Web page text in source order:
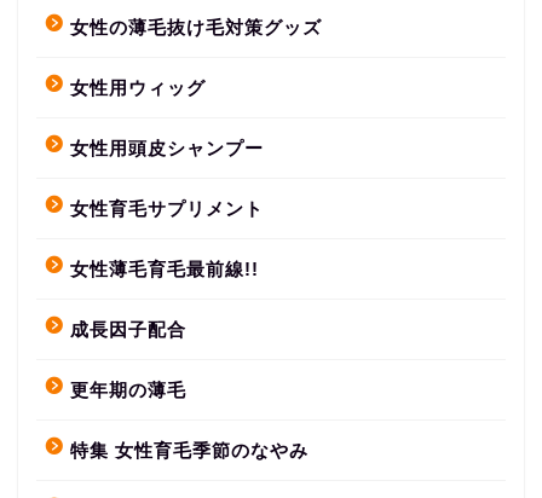
女性の薄毛抜け毛対策グッズ
女性用ウィッグ
女性用頭皮シャンプー
女性育毛サプリメント
女性薄毛育毛最前線!!
成長因子配合
更年期の薄毛
特集 女性育毛季節のなやみ